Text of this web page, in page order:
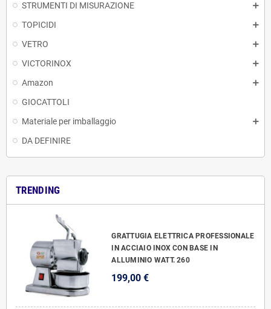
STRUMENTI DI MISURAZIONE
TOPICIDI
VETRO
VICTORINOX
Amazon
GIOCATTOLI
Materiale per imballaggio
DA DEFINIRE
TRENDING
GRATTUGIA ELETTRICA PROFESSIONALE
IN ACCIAIO INOX CON BASE IN
ALLUMINIO WATT. 260
199,00 €